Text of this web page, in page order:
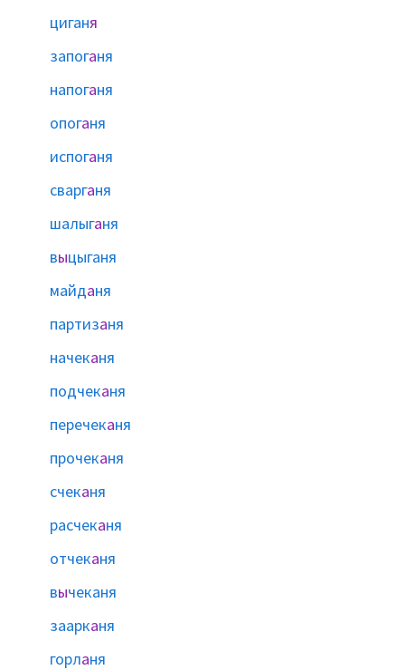
циганя
запоганя
напоганя
опоганя
испоганя
сварганя
шалыганя
выцыганя
майданя
партизаня
начеканя
подчеканя
перечеканя
прочеканя
счеканя
расчеканя
отчеканя
вычеканя
заарканя
горланя